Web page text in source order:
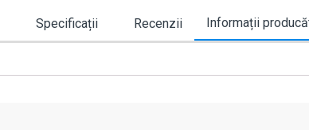
Specificații Recenzii Informații